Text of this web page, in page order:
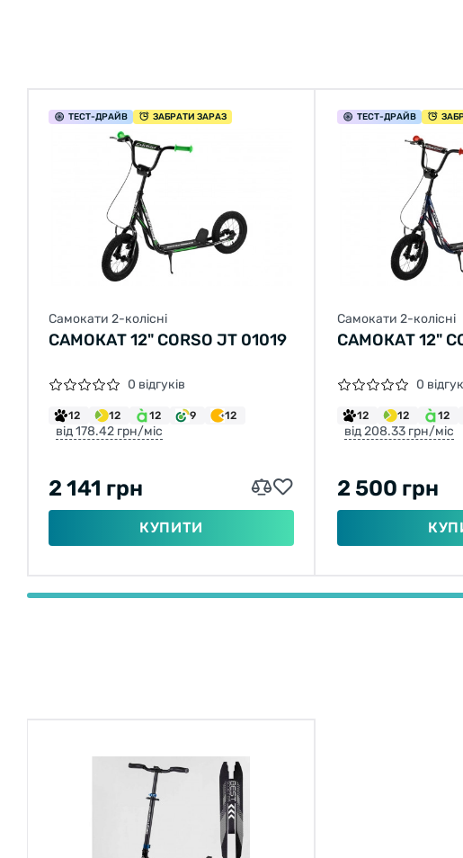
ТЕСТ-ДРАЙВ ЗАБРАТИ ЗАРАЗ
Самокати 2-колісні
САМОКАТ 12" CORSO JT 01019
0 відгуків
12 12 12 9 12
від 178.42 грн/міс
2 141 грн
КУПИТИ
ТЕСТ-ДРАЙВ
Самокати 2-колісні
САМОКАТ 12"
0
12 12 12
від 208.33 грн/міс
2 500 грн